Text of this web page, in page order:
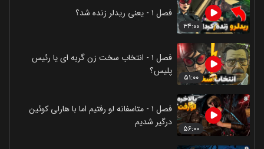
۳۴:۰۰
فصل ۱ - یعنی ریدلر زنده شد؟
۵۱:۰۰
فصل ۱ - انتخاب سخت زن گربه ای یا رئیس
پلیس؟
۵۶:۰۰
فصل ۱ - متاسفانه لو رفتیم اما با هارلی کوئین
درگیر شدیم